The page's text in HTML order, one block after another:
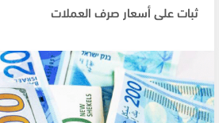
ثبات على أسعار صرف العملات